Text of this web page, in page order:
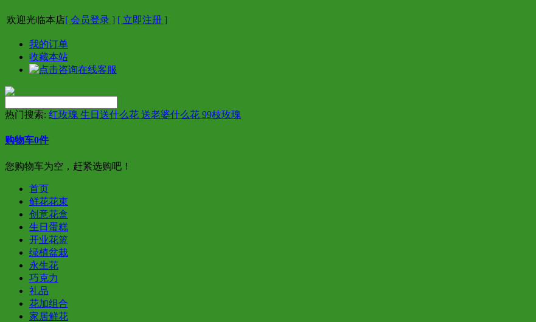
欢迎光临本店[ 会员登录 ] [ 立即注册 ]
我的订单
收藏本站
热门搜索: 红玫瑰 生日送什么花 送老婆什么花 99枝玫瑰
购物车0件
您购物车为空，赶紧选购吧！
首页
鲜花花束
创意花盒
生日蛋糕
开业花篮
绿植盆栽
永生花
巧克力
礼品
花加组合
家居鲜花